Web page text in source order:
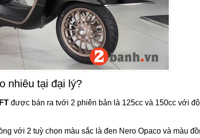
nhiêu tại đại lý?
được bán ra tvới 2 phiên bản là 125cc và 150cc với
với 2 tuỳ chọn màu sắc là đen Nero Opaco và màu